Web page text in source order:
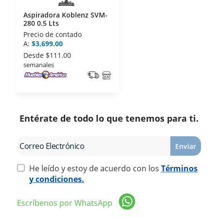
Aspiradora Koblenz SVM-
280 0.5 Lts
Precio de contado
A: $3,699.00
Desde $111.00
semanales
Entérate de todo lo que tenemos para ti.
Enviar
He leído y estoy de acuerdo con los Términos
y condiciones.
Escríbenos por WhatsApp